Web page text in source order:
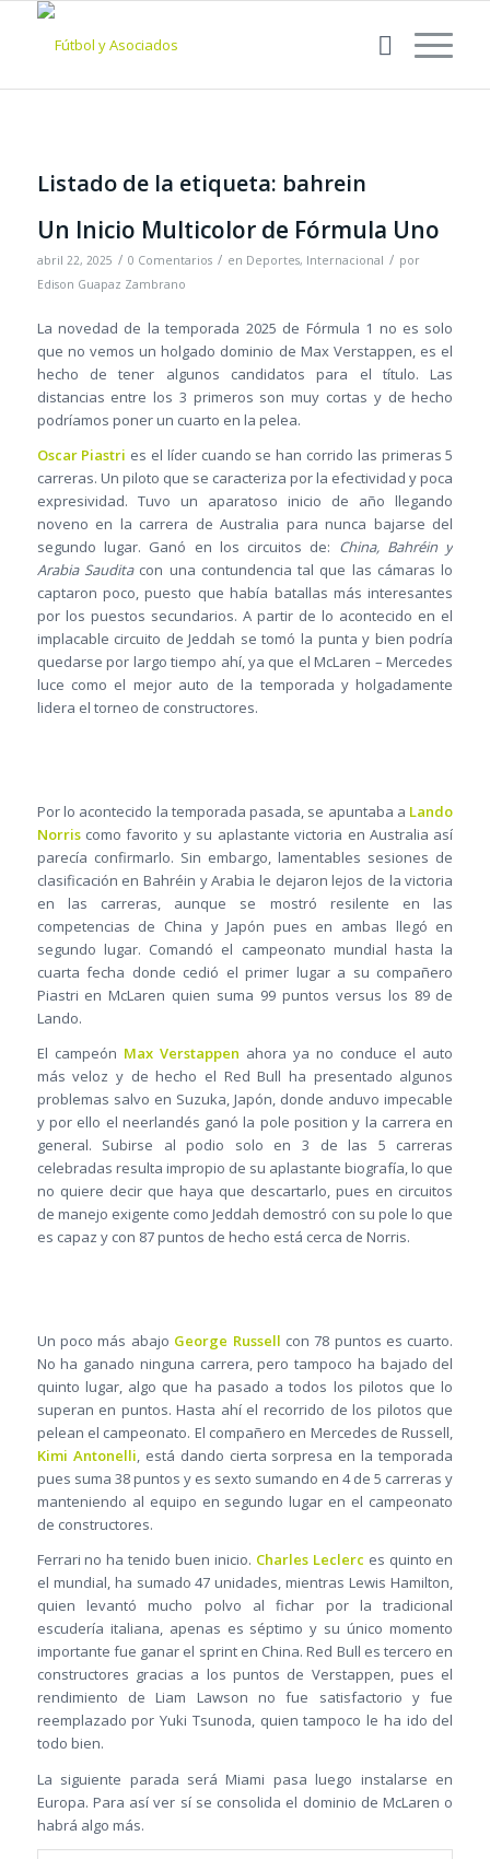
Listado de la etiqueta: bahrein
Un Inicio Multicolor de Fórmula Uno
abril 22, 2025 / 0 Comentarios / en Deportes, Internacional / por
Edison Guapaz Zambrano
La novedad de la temporada 2025 de Fórmula 1 no es solo
que no vemos un holgado dominio de Max Verstappen, es el
hecho de tener algunos candidatos para el título. Las
distancias entre los 3 primeros son muy cortas y de hecho
podríamos poner un cuarto en la pelea.
Oscar Piastri es el líder cuando se han corrido las primeras 5
carreras. Un piloto que se caracteriza por la efectividad y poca
expresividad. Tuvo un aparatoso inicio de año llegando
noveno en la carrera de Australia para nunca bajarse del
segundo lugar. Ganó en los circuitos de: China, Bahréin y
Arabia Sauditacon una contundencia tal que las cámaras lo
captaron poco, puesto que había batallas más interesantes
por los puestos secundarios. A partir de lo acontecido en el
implacable circuito de Jeddah se tomó la punta y bien podría
quedarse por largo tiempo ahí, ya que el McLaren – Mercedes
luce como el mejor auto de la temporada y holgadamente
lidera el torneo de constructores.
Por lo acontecido la temporada pasada, se apuntaba a Lando
Norriscomo favorito y su aplastante victoria en Australia así
parecía confirmarlo. Sin embargo, lamentables sesiones de
clasificación en Bahréin y Arabia le dejaron lejos de la victoria
en las carreras, aunque se mostró resilente en las
competencias de China y Japón pues en ambas llegó en
segundo lugar. Comandó el campeonato mundial hasta la
cuarta fecha donde cedió el primer lugar a su compañero
Piastri en McLaren quien suma 99 puntos versus los 89 de
Lando.
El campeón Max Verstappen ahora ya no conduce el auto
más veloz y de hecho el Red Bull ha presentado algunos
problemas salvo en Suzuka, Japón, donde anduvo impecable
y por ello el neerlandés ganó la pole position y la carrera en
general. Subirse al podio solo en 3 de las 5 carreras
celebradas resulta impropio de su aplastante biografía, lo que
no quiere decir que haya que descartarlo, pues en circuitos
de manejo exigente como Jeddah demostró con su pole lo que
es capaz y con 87 puntos de hecho está cerca de Norris.
Un poco más abajo George Russell con 78 puntos es cuarto.
No ha ganado ninguna carrera, pero tampoco ha bajado del
quinto lugar, algo que ha pasado a todos los pilotos que lo
superan en puntos. Hasta ahí el recorrido de los pilotos que
pelean el campeonato. El compañero en Mercedes de Russell,
Kimi Antonelli, está dando cierta sorpresa en la temporada
pues suma 38 puntos y es sexto sumando en 4 de 5 carreras y
manteniendo al equipo en segundo lugar en el campeonato
de constructores.
Ferrari no ha tenido buen inicio. Charles Leclerc es quinto en
el mundial, ha sumado 47 unidades, mientras Lewis Hamilton,
quien levantó mucho polvo al fichar por la tradicional
escudería italiana, apenas es séptimo y su único momento
importante fue ganar el sprint en China. Red Bull es tercero en
constructores gracias a los puntos de Verstappen, pues el
rendimiento de Liam Lawson no fue satisfactorio y fue
reemplazado por Yuki Tsunoda, quien tampoco le ha ido del
todo bien.
La siguiente parada será Miami pasa luego instalarse en
Europa. Para así ver sí se consolida el dominio de McLaren o
habrá algo más.